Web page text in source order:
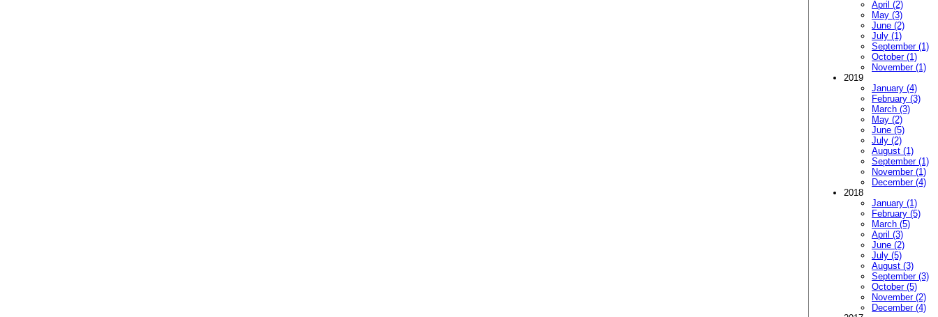
April (2)
May (3)
June (2)
July (1)
September (1)
October (1)
November (1)
2019
January (4)
February (3)
March (3)
May (2)
June (5)
July (2)
August (1)
September (1)
November (1)
December (4)
2018
January (1)
February (5)
March (5)
April (3)
June (2)
July (5)
August (3)
September (3)
October (5)
November (2)
December (4)